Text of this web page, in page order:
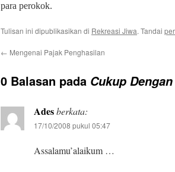
para perokok.
Tulisan ini dipublikasikan di Rekreasi Jiwa. Tandai
← Mengenai Pajak Penghasilan
0 Balasan pada Cukup
Adesberkata:
17/10/2008 pukul 05:47
Assalamu’alaikum …